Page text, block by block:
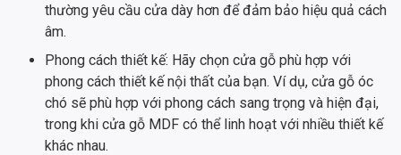
thường yêu cầu cửa dày hơn để đảm bảo hiệu quả cách
âm.
Phong cách thiết kế: Hãy chọn cửa gỗ phù hợp với
phong cách thiết kế nội thất của bạn. Ví dụ, cửa gỗ óc
chó sẽ phù hợp với phong cách sang trọng và hiện đại,
trong khi cửa gỗ MDF có thể linh hoạt với nhiều thiết kế
khác nhau.